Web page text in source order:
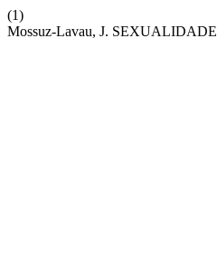
(1)
Mossuz-Lavau, J.